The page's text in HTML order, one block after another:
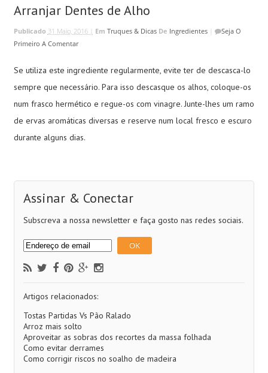
Arranjar Dentes de Alho
Publicado 31 Maio, 2016 | Em Truques & Dicas De Ingredientes|
Seja O
Primeiro A Comentar
Se utiliza este ingrediente regularmente, evite ter de descasca-lo
sempre que necessário. Para isso descasque os alhos, coloque-os
num frasco hermético e regue-os com vinagre. Junte-lhes um ramo
de ervas aromáticas diversas e reserve num local fresco e escuro
durante alguns dias.
Assinar & Conectar
Subscreva a nossa newsletter e faça gosto nas redes sociais.
Artigos relacionados:
Tostas Partidas Vs Pão Ralado
Arroz mais solto
Aproveitar as sobras dos recortes da massa folhada
Como evitar derrames
Como corrigir riscos no soalho de madeira